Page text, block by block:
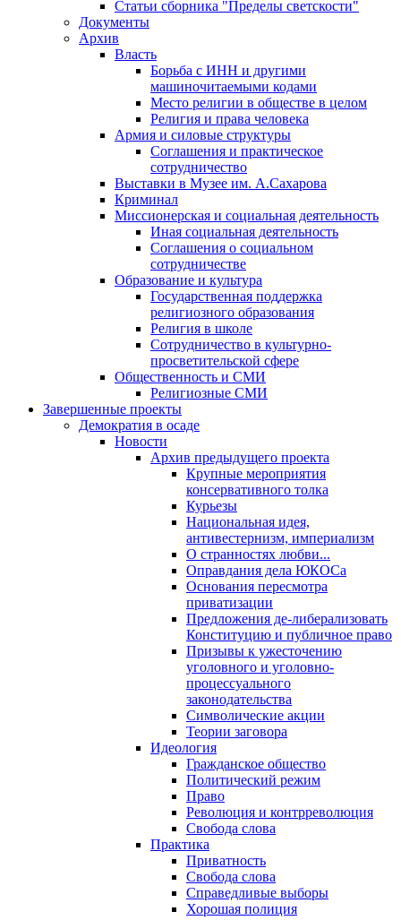
Статьи сборника "Пределы светскости"
Документы
Архив
Власть
Борьба с ИНН и другими
машиночитаемыми кодами
Место религии в обществе в целом
Религия и права человека
Армия и силовые структуры
Соглашения и практическое
сотрудничество
Выставки в Музее им. А.Сахарова
Криминал
Миссионерская и социальная деятельность
Иная социальная деятельность
Соглашения о социальном
сотрудничестве
Образование и культура
Государственная поддержка
религиозного образования
Религия в школе
Сотрудничество в культурно-
просветительской сфере
Общественность и СМИ
Религиозные СМИ
Завершенные проекты
Демократия в осаде
Новости
Архив предыдущего проекта
Крупные мероприятия
консервативного толка
Курьезы
Национальная идея,
антивестернизм, империализм
О странностях любви...
Оправдания дела ЮКОСа
Основания пересмотра
приватизации
Предложения де-либерализовать
Конституцию и публичное право
Призывы к ужесточению
уголовного и уголовно-
процессуального
законодательства
Символические акции
Теории заговора
Идеология
Гражданское общество
Политический режим
Право
Революция и контрреволюция
Свобода слова
Практика
Приватность
Свобода слова
Справедливые выборы
Хорошая полиция